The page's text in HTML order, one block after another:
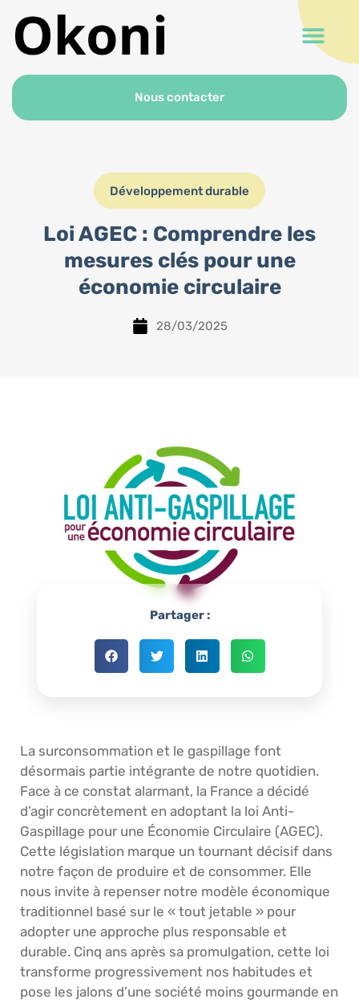
Nous contacter
Développement durable
Loi AGEC : Comprendre les
mesures clés pour une
économie circulaire
28/03/2025
Partager :
La surconsommation et le gaspillage font
désormais partie intégrante de notre quotidien.
Face à ce constat alarmant, la France a décidé
d’agir concrètement en adoptant la loi Anti-
Gaspillage pour une Économie Circulaire (AGEC).
Cette législation marque un tournant décisif dans
notre façon de produire et de consommer. Elle
nous invite à repenser notre modèle économique
traditionnel basé sur le « tout jetable » pour
adopter une approche plus responsable et
durable. Cinq ans après sa promulgation, cette loi
transforme progressivement nos habitudes et
pose les jalons d’une société moins gourmande en